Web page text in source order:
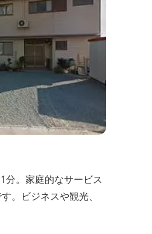
分。家庭的なサービス
。ビジネスや観光、